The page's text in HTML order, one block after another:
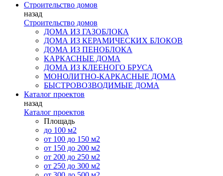
Строительство домов
назад
Строительство домов
ДОМА ИЗ ГАЗОБЛОКА
ДОМА ИЗ КЕРАМИЧЕСКИХ БЛОКОВ
ДОМА ИЗ ПЕНОБЛОКА
КАРКАСНЫЕ ДОМА
ДОМА ИЗ КЛЕЕНОГО БРУСА
МОНОЛИТНО-КАРКАСНЫЕ ДОМА
БЫСТРОВОЗВОДИМЫЕ ДОМА
Каталог проектов
назад
Каталог проектов
Площадь
до 100 м2
от 100 до 150 м2
от 150 до 200 м2
от 200 до 250 м2
от 250 до 300 м2